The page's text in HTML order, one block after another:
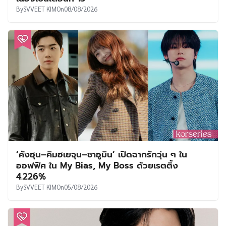
BySVVEET KIMOn08/08/2026
‘คังฮุน–คิมฮเยจุน–ชาอูมิน’ เปิดฉากรักวุ่น ๆ ใน
ออฟฟิศ ใน My Bias, My Boss ด้วยเรตติ้ง
4.226%
BySVVEET KIMOn05/08/2026